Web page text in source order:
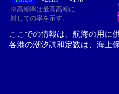
※高潮率は最高高潮に
対しての率を示す。
ここでの情報は、航海の用に
各港の潮汐調和定数は、海上